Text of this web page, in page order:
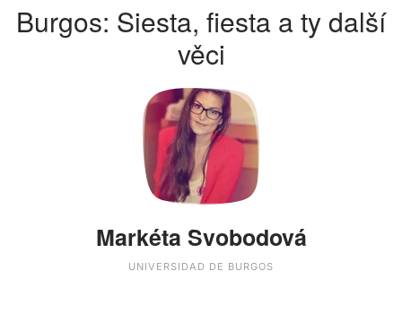
Burgos: Siesta, fiesta a ty další
věci
Markéta Svobodová
UNIVERSIDAD DE BURGOS